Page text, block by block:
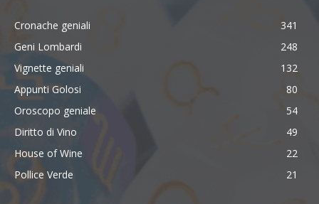
Cronache geniali
341
Geni Lombardi
248
Vignette geniali
132
Appunti Golosi
80
Oroscopo geniale
54
Diritto di Vino
49
House of Wine
22
Pollice Verde
21